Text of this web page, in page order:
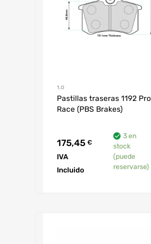
1.0
Pastillas traseras 1192 Pro
Race (PBS Brakes)
175,45 €
IVA
Incluido
3 en
stock
(puede
reservarse)